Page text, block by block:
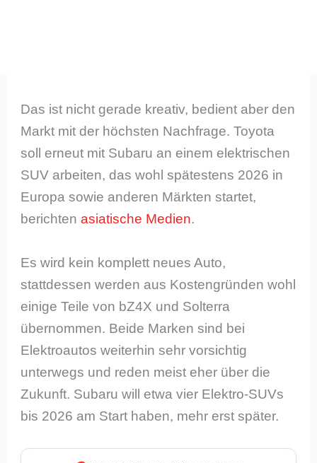
Das ist nicht gerade kreativ, bedient aber den
Markt mit der höchsten Nachfrage. Toyota
soll erneut mit Subaru an einem elektrischen
SUV arbeiten, das wohl spätestens 2026 in
Europa sowie anderen Märkten startet,
berichtenasiatische Medien.
Es wird kein komplett neues Auto,
stattdessen werden aus Kostengründen wohl
einige Teile von bZ4X und Solterra
übernommen. Beide Marken sind bei
Elektroautos weiterhin sehr vorsichtig
unterwegs und reden meist eher über die
Zukunft. Subaru will etwa vier Elektro-SUVs
bis 2026 am Start haben, mehr erst später.